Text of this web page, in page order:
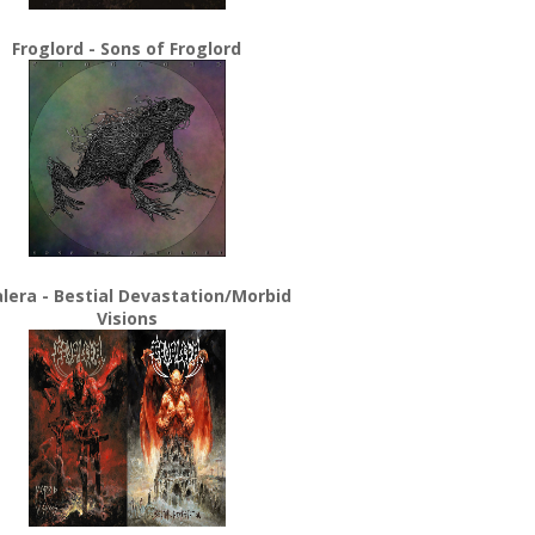
Froglord - Sons of Froglord
- Bestial Devastation/Morbid
Visions